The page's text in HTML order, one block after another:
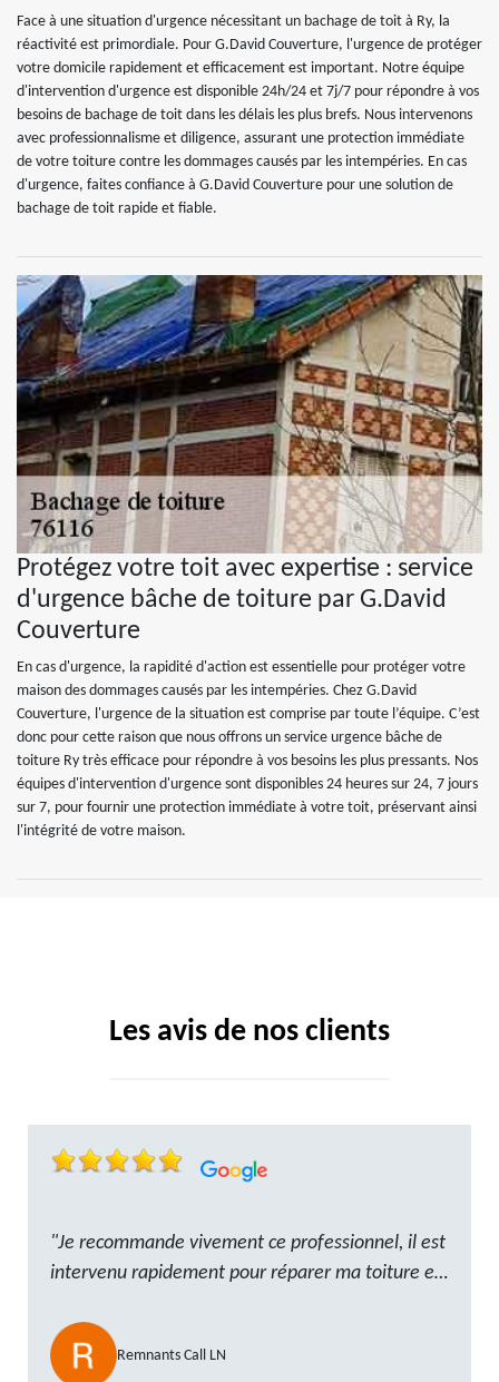
Face à une situation d'urgence nécessitant un bachage de toit à Ry, la
réactivité est primordiale. Pour G.David Couverture, l'urgence de protéger
votre domicile rapidement et efficacement est important. Notre équipe
d'intervention d'urgence est disponible 24h/24 et 7j/7 pour répondre à vos
besoins de bachage de toit dans les délais les plus brefs. Nous intervenons
avec professionnalisme et diligence, assurant une protection immédiate
de votre toiture contre les dommages causés par les intempéries. En cas
d'urgence, faites confiance à G.David Couverture pour une solution de
bachage de toit rapide et fiable.
Protégez votre toit avec expertise : service
d'urgence bâche de toiture par G.David
Couverture
En cas d'urgence, la rapidité d'action est essentielle pour protéger votre
maison des dommages causés par les intempéries. Chez G.David
Couverture, l'urgence de la situation est comprise par toute l’équipe. C’est
donc pour cette raison que nous offrons un service urgence bâche de
toiture Ry très efficace pour répondre à vos besoins les plus pressants. Nos
équipes d'intervention d'urgence sont disponibles 24 heures sur 24, 7 jours
sur 7, pour fournir une protection immédiate à votre toit, préservant ainsi
l'intégrité de votre maison.
Les avis de nos clients
"Je recommande vivement ce professionnel, il est
intervenu rapidement pour réparer ma toiture et
professionnalisme. Très, ponctuel et à l’écoute, le
résultat est impeccable et le chantier a été laissé
Remnants Call LN